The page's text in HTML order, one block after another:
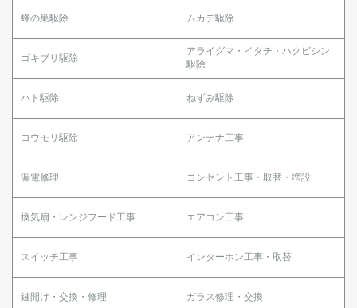
蜂の巣駆除 ムカデ駆除
ゴキブリ駆除
アライグマ・イタチ・ハクビシン
駆除
ハト駆除 ねずみ駆除
コウモリ駆除 アンテナ工事
漏電修理 コンセント工事・取替・増設
換気扇・レンジフード工事 エアコン工事
スイッチ工事 インターホン工事・取替
鍵開け・交換・修理 ガラス修理・交換